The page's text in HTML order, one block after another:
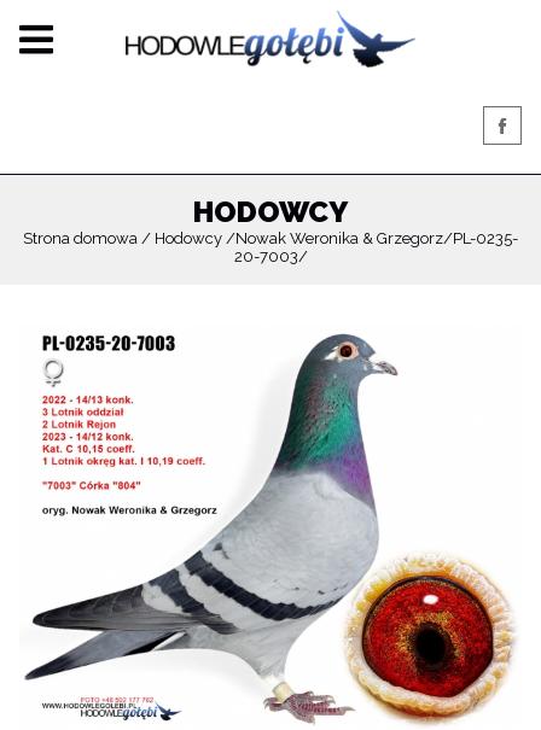
HODOWCY
Strona domowa Hodowcy Nowak Weronika & Grzegorz PL-0235-
20-7003